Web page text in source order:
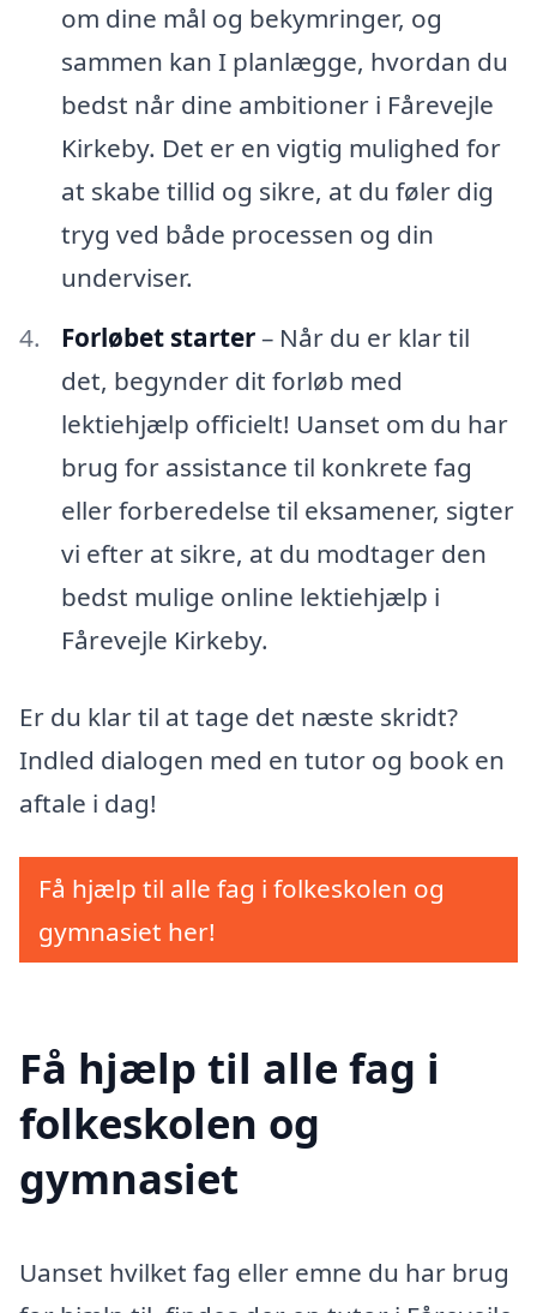
om dine mål og bekymringer, og
sammen kan I planlægge, hvordan du
bedst når dine ambitioner i Fårevejle
Kirkeby. Det er en vigtig mulighed for
at skabe tillid og sikre, at du føler dig
tryg ved både processen og din
underviser.
Forløbet starter– Når du er klar til
det, begynder dit forløb med
lektiehjælp officielt! Uanset om du har
brug for assistance til konkrete fag
eller forberedelse til eksamener, sigter
vi efter at sikre, at du modtager den
bedst mulige online lektiehjælp i
Fårevejle Kirkeby.
Er du klar til at tage det næste skridt?
Indled dialogen med en tutor og book en
aftale i dag!
Få hjælp til alle fag i folkeskolen og
gymnasiet her!
Få hjælp til alle fag i
folkeskolen og
gymnasiet
Uanset hvilket fag eller emne du har brug